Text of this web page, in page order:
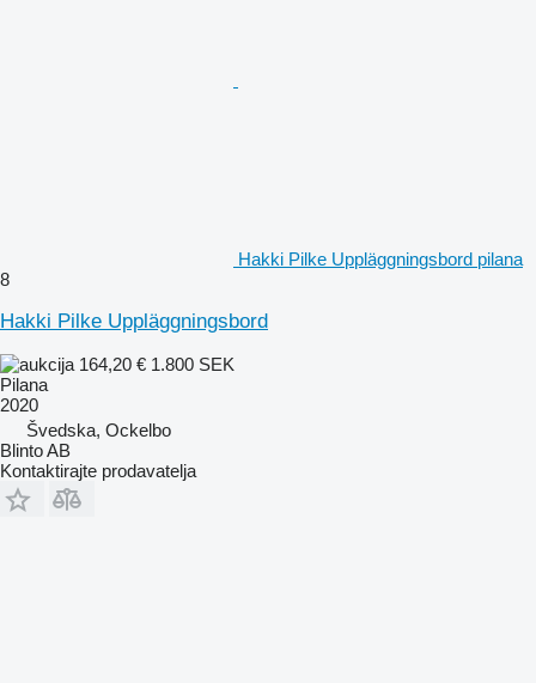
Hakki Pilke Uppläggningsbord pilana
8
Hakki Pilke Uppläggningsbord
164,20 € 1.800 SEK
Pilana
2020
Švedska, Ockelbo
Blinto AB
Kontaktirajte prodavatelja